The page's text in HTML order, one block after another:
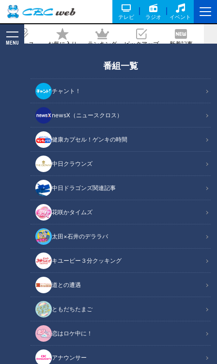
テレビ ラジオ イベント
ニュース お気に入り ランキング ピックアップ 新着記事
MENU
番組一覧
チャント！
newsX（ニュースクロス）
健康カプセル！ゲンキの時間
中日クラウンズ
中日ドラゴンズ関連記事
花咲かタイムズ
太田×石井のデララバ
キユーピー３分クッキング
道との遭遇
ともだちたまご
恋はロケ中に！
アナウンサー
て！」鶴瓶に激高し、割り箸の束をブン
投げる
記事に戻る
野村真美【スジナシ】「キライなら言って！」鶴瓶に激高し、割り箸の
束をブン投げる
この記事の画像